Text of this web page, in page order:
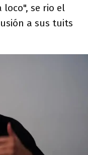
loco", se rio el
a sus tuits